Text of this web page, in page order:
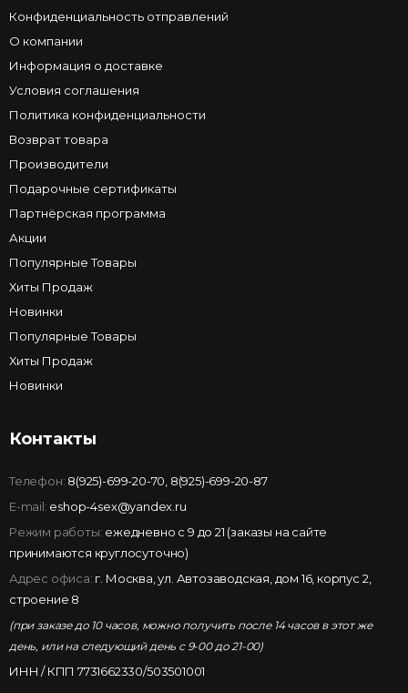
Конфиденциальность отправлений
О компании
Информация о доставке
Условия соглашения
Политика конфиденциальности
Возврат товара
Производители
Подарочные сертификаты
Партнёрская программа
Акции
Популярные Товары
Хиты Продаж
Новинки
Популярные Товары
Хиты Продаж
Новинки
Контакты
Телефон: 8(925)-699-20-70 8(925)-699-20-87
E-mail: eshop-4sex@yandex.ru
Режим работы: ежедневно с 9 до 21 (заказы на сайте
принимаются круглосуточно)
Адрес офиса: г. Москва, ул. Автозаводская, дом 16, корпус 2,
строение 8
(при заказе до 10 часов, можно получить после 14 часов в этот же
день, или на следующий день с 9-00 до 21-00)
ИНН / КПП 7731662330/503501001